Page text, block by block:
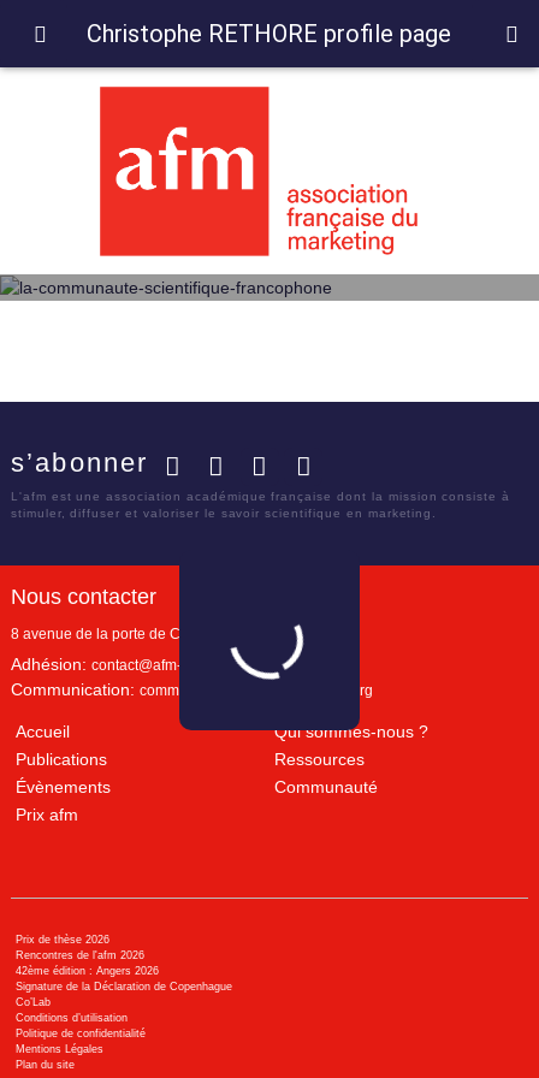
s’abonner
L'afm est une association académique française dont la mission consiste à
stimuler, diffuser et valoriser le savoir scientifique en marketing.
Nous contacter
8 avenue de la porte de Champerret 75017
Adhésion: contact@afm-marketing.org
Communication: communication@afm-marketing.org
Accueil
Qui sommes-nous ?
Publications
Ressources
Évènements
Communauté
Prix afm
Prix de thèse 2026
Rencontres de l'afm 2026
42ème édition : Angers 2026
Signature de la Déclaration de Copenhague
Co’Lab
Conditions d’utilisation
Politique de confidentialité
Mentions Légales
Plan du site
Christophe RETHORE profile page